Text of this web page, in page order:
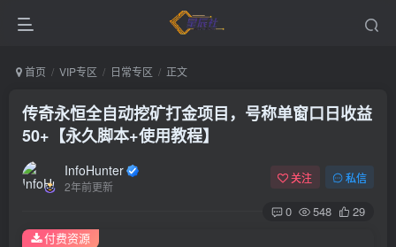
首页 VIP专区 日常专区 正文
传奇永恒全自动挖矿打金项目，号称单窗口日收益
50+【永久脚本+使用教程】
InfoHunter
2年前更新
关注 私信
0 548 29
付费资源